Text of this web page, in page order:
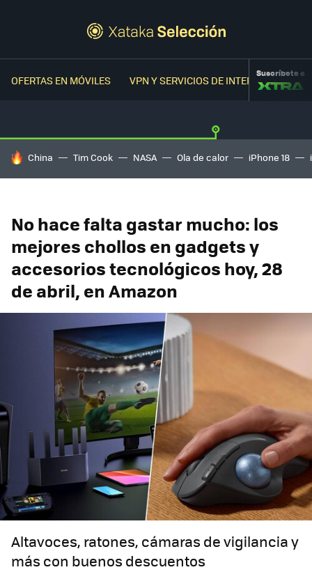
OFERTAS EN MÓVILES VPN Y SERVICIOS DE INTERNETSuscríbete a
HOY SE HABLA DE
China Tim Cook NASA Ola de calor iPhone 18
No hace falta gastar mucho: los
mejores chollos en gadgets y
accesorios tecnológicos hoy, 28
de abril, en Amazon
Altavoces, ratones, cámaras de vigilancia y
más con buenos descuentos